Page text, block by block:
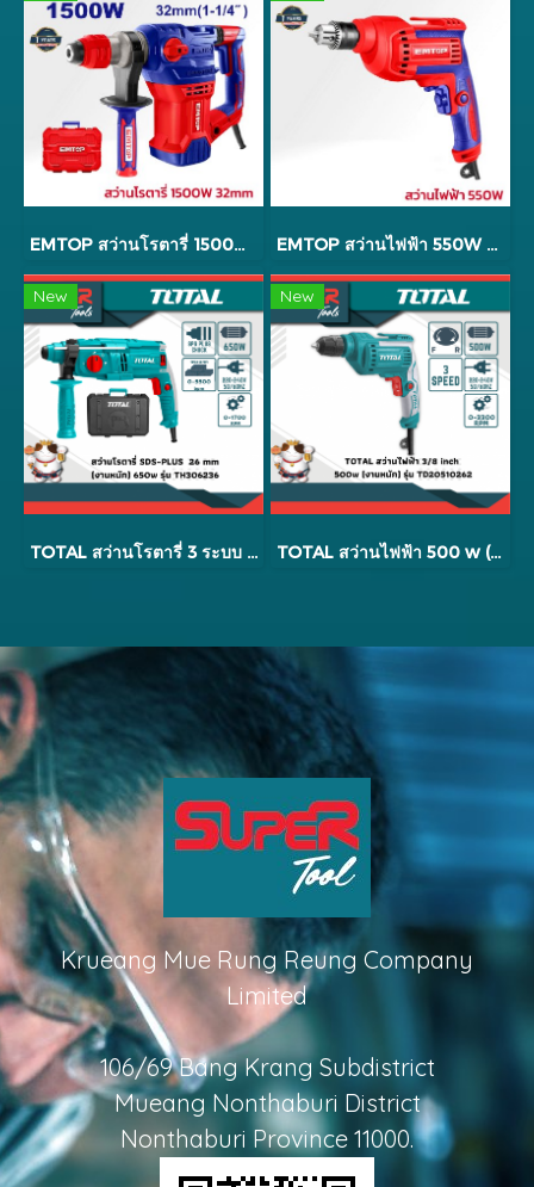
EMTOP สว่านโรตารี่ 1500W 32mm รุ่น ERHRP1502 EMTOP สว่านไฟฟ้า 550W EEDL556
New
TOTAL สว่านโรตารี่ 3 ระบบ 650 วัตต์ 26 มม. รุ่น TH306236
New
TOTAL สว่านไฟฟ้า 500 w (ปรับซ้าย-ขวาได้) รุ่น TD2051026-2
Krueang Mue Rung Reung Company
Limited
106/69 Bang Krang Subdistrict
Mueang Nonthaburi District
Nonthaburi Province 11000.